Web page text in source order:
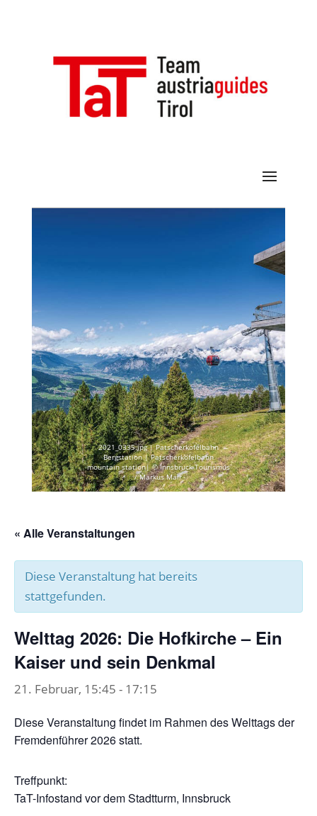
2021_0335.jpg | Patscherkofelbahn
Bergstation | Patscherkofelbahn
mountain station| © Innsbruck Tourismus
/ Markus Mair
« Alle Veranstaltungen
Diese Veranstaltung hat bereits
stattgefunden.
Welttag 2026: Die Hofkirche – Ein
Kaiser und sein Denkmal
21. Februar, 15:45 - 17:15
Diese Veranstaltung findet im Rahmen des Welttags der
Fremdenführer 2026 statt.
Treffpunkt:
TaT-Infostand vor dem Stadtturm, Innsbruck